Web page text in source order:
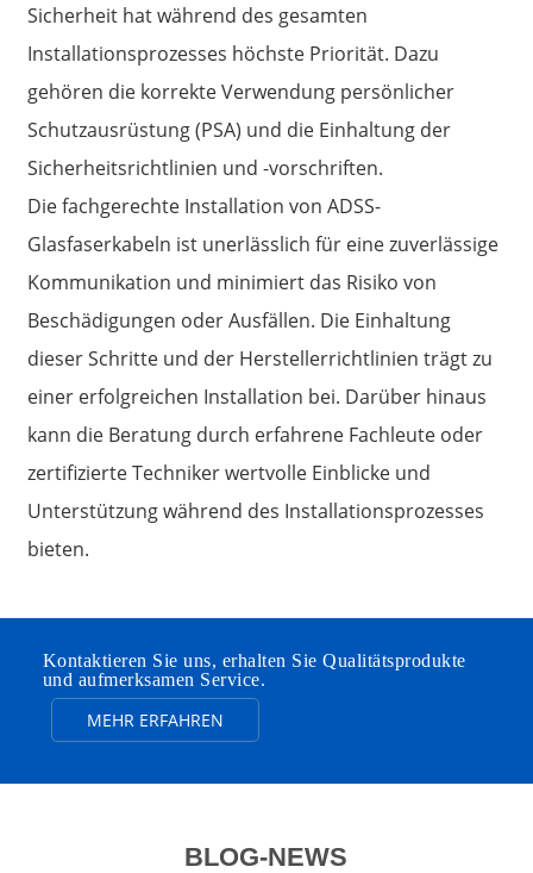
Sicherheit hat während des gesamten
Installationsprozesses höchste Priorität. Dazu
gehören die korrekte Verwendung persönlicher
Schutzausrüstung (PSA) und die Einhaltung der
Sicherheitsrichtlinien und -vorschriften.
Die fachgerechte Installation von ADSS-
Glasfaserkabeln ist unerlässlich für eine zuverlässige
Kommunikation und minimiert das Risiko von
Beschädigungen oder Ausfällen. Die Einhaltung
dieser Schritte und der Herstellerrichtlinien trägt zu
einer erfolgreichen Installation bei. Darüber hinaus
kann die Beratung durch erfahrene Fachleute oder
zertifizierte Techniker wertvolle Einblicke und
Unterstützung während des Installationsprozesses
bieten.
Kontaktieren Sie uns, erhalten Sie Qualitätsprodukte
und aufmerksamen Service.
MEHR ERFAHREN
BLOG-NEWS